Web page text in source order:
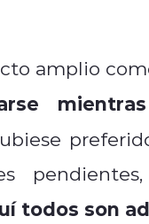
amplio
todos son